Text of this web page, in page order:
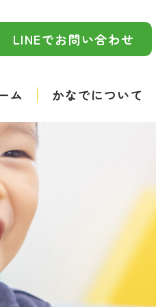
LINEでお問い合わせ
ム かなでについて